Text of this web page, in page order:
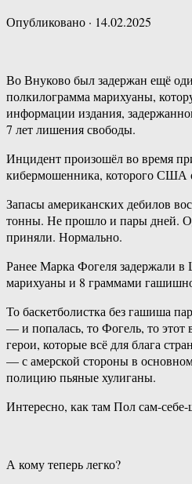
Опубликовано · 14.02.2025
Во Внуково был задержан ещё
полкилограмма марихуаны,
информации издания,
7 лет лишения свободы.
Инцидент произошёл во время
кибермошенника, которого США
Запасы американских дебилов
тонны. Не прошло и пары дней.
приняли. Нормально.
Ранее Марка Фогеля задержали
марихуаны и 8 граммами
То баскетболистка без гашиша
— и попалась, то Фогель, то
герои, которые всё для блага
— с амерской стороны в
полицию пьяные хулиганы.
Интересно, как там Пол сам-
А кому теперь легко?